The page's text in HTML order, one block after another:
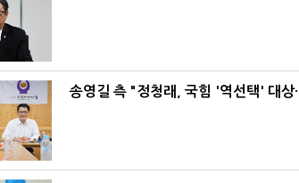
송영길 측 "정청래, 국힘 '역선택' 대